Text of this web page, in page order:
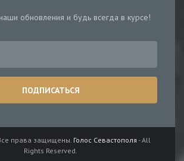
обновления и будь всегда в курсе!
права защищены. Голос Севастополя - All
Rights Reserved.